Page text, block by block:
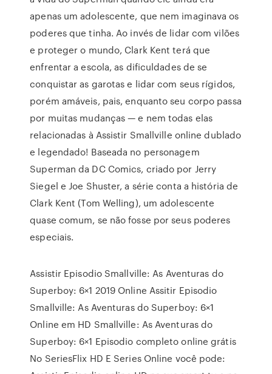
apenas um adolescente, que nem imaginava os
poderes que tinha. Ao invés de lidar com vilões
e proteger o mundo, Clark Kent terá que
enfrentar a escola, as dificuldades de se
conquistar as garotas e lidar com seus rígidos,
porém amáveis, pais, enquanto seu corpo passa
por muitas mudanças — e nem todas elas
relacionadas à Assistir Smallville online dublado
e legendado! Baseada no personagem
Superman da DC Comics, criado por Jerry
Siegel e Joe Shuster, a série conta a história de
Clark Kent (Tom Welling), um adolescente
quase comum, se não fosse por seus poderes
especiais.
Assistir Episodio Smallville: As Aventuras do
Superboy: 6×1 2019 Online Assitir Episodio
Smallville: As Aventuras do Superboy: 6×1
Online em HD Smallville: As Aventuras do
Superboy: 6×1 Episodio completo online grátis
No SeriesFlix HD E Series Online você pode: